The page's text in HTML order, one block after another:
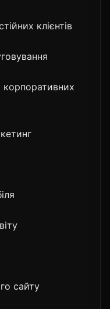
клієнтів
корпоративних
сайту